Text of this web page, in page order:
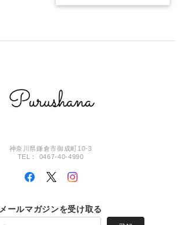
神奈川県鎌倉市御成町10-3
TEL： 0467-40-4990
メールマガジンを受け取る